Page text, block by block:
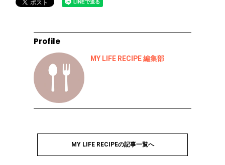
Profile
MY LIFE RECIPE 編集部
MY LIFE RECIPEの記事一覧へ